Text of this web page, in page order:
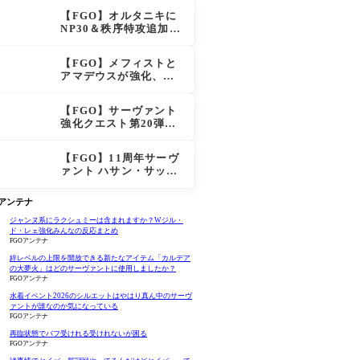
【FGO】オルタニキに
NP30＆秩序特攻追加で
とは思えない」の反響
【FGO】メフィストと
アマデウスが強化、ア
に「最強でワロタ」の
声
【FGO】サーヴァント
強化クエスト第20弾！
【FGO】11周年サーヴ
ァント ハサン・サッバ
ンテナ
ジャンヌ系にラクシュミーは含まれますか？Wジル・
ド・レェ強化みんなの反応まとめ
FGOアンテナ
絆レベルの上限を開放できる新たなアイテム「カルデア
の大夢火」はどのサーヴァントに使用しましたか？
FGOアンテナ
水着イベント2026のシルエットはやはり真ん中のサーヴ
ァントが誰なのか気になっている
FGOアンテナ
再臨状態でバフ受けれる受けれないが困る
FGOアンテナ